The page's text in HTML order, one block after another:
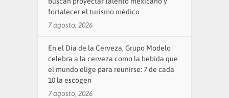
fortalecer el turismo médico
7 agosto, 2026
En el Día de la Cerveza, Grupo Modelo
celebra a la cerveza como la bebida que
el mundo elige para reunirse: 7 de cada
10 la escogen
7 agosto, 2026